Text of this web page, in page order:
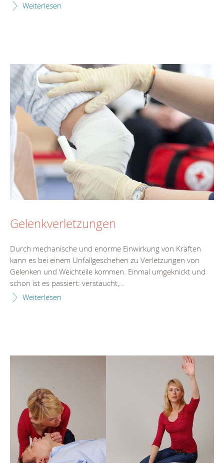
Weiterlesen
Gelenkverletzungen
Durch mechanische und enorme Einwirkung von Kräften
kann es bei einem Unfallgeschehen zu Verletzungen von
Gelenken und Weichteile kommen. Einmal umgeknickt und
schon ist es passiert: verstaucht,...
Weiterlesen